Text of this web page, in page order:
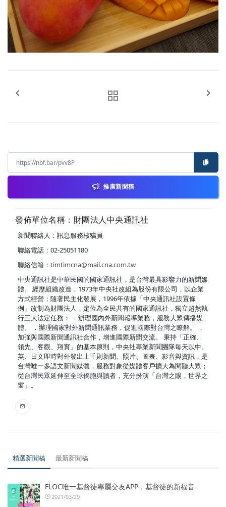
推廣新聞稿
發佈單位名稱：財團法人中央通訊社
新聞聯絡人：訊息服務核稿員
聯絡電話：02-25051180
聯絡信箱： timtimcna@mail.cna.com.tw
中央通訊社是中華民國的國家通訊社，是台灣最具影響力的新聞媒
體。 經歷組織改造，1973年中央社改組為股份有限公司，以企業
方式經營；隨著民主化發展，1996年依據「中央通訊社設置條
例」改制為財團法人，定位為全民共有的國家通訊社，獨立超然執
行三大法定任務： ．辦理國內外新聞報導業務，服務大眾傳播媒
體。 ．辦理國家對外新聞通訊業務，促進國際對台灣之瞭解。 ．
加強與國際新聞通訊社合作，增進國際新聞交流。 秉持「正確、
領先、客觀、翔實」的基本原則，中央社專業新聞團隊每天以中、
英、日文即時對外發出上千則新聞、照片、圖表、影音與資訊，是
台灣唯一多語文新聞媒體，服務對象從媒體客戶擴大為閱聽大眾；
從台灣民眾延伸至全球僑胞與讀者，充分扮演「台灣之眼，世界之
窗」。
精選新聞稿 最新新聞稿
FLOC唯一基督徒專屬交友APP，基督徒的新福音
2021/03/29